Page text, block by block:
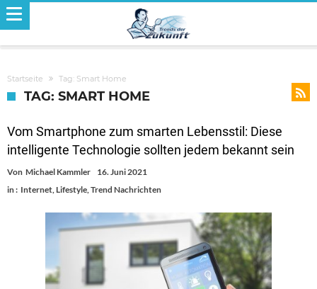
Startseite Tag: Smart Home
TAG: SMART HOME
Vom Smartphone zum smarten Lebensstil: Diese
intelligente Technologie sollten jedem bekannt sein
Von Michael Kammler
16. Juni 2021
in : Internet Lifestyle Trend Nachrichten